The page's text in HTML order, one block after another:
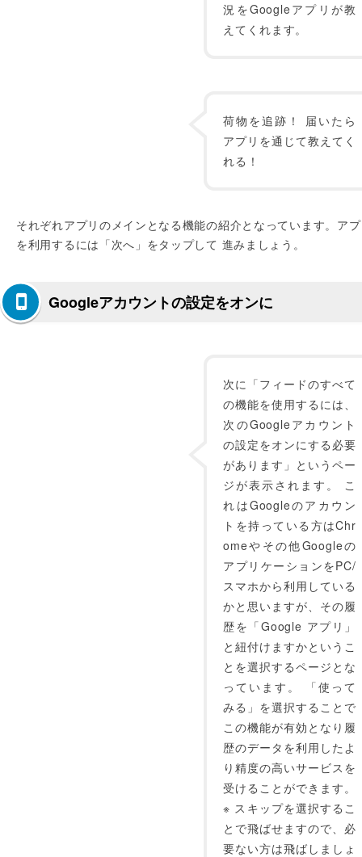
況をGoogleアプリが教
えてくれます。
荷物を追跡！ 届いたら
アプリを通じて教えてく
れる！
それぞれアプリのメインとなる機能の紹介となっています。ア
を利用するには「次へ」をタップして 進みましょう。
Googleアカウントの設定をオンに
次に「フィードのすべて
の機能を使用するには、
次のGoogleアカウント
の設定をオンにする必要
があります」というペー
ジが表示されます。 こ
れはGoogleのアカウン
トを持っている方はChr
omeやその他Googleの
アプリケーションをPC/
スマホから利用している
かと思いますが、その履
歴を「Google アプリ」
と紐付けますかというこ
とを選択するページとな
っています。 「使って
みる」を選択することで
この機能が有効となり履
歴のデータを利用したよ
り精度の高いサービスを
受けることができます。
※ スキップを選択するこ
とで飛ばせますので、必
要ない方は飛ばしましょ